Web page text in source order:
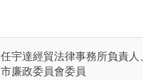
任宇達經貿法律事務所負責人
市廉政委員會委員